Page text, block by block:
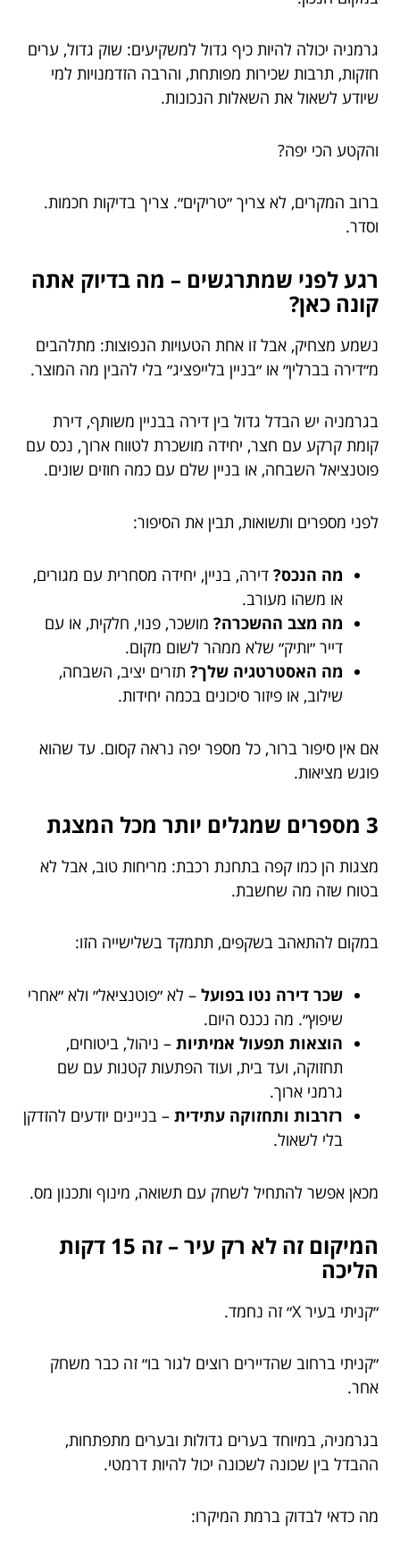
גרמניה יכולה להיות כיף גדול למשקיעים: שוק גדול, ערים
חזקות, תרבות שכירות מפותחת, והרבה הזדמנויות למי
שיודע לשאול את השאלות הנכונות.
והקטע הכי יפה?
ברוב המקרים, לא צריך ״טריקים״. צריך בדיקות חכמות.
וסדר.
רגע לפני שמתרגשים – מה בדיוק אתה
קונה כאן?
נשמע מצחיק, אבל זו אחת הטעויות הנפוצות: מתלהבים
מ״דירה בברלין״ או ״בניין בלייפציג״ בלי להבין מה המוצר.
בגרמניה יש הבדל גדול בין דירה בבניין משותף, דירת
קומת קרקע עם חצר, יחידה מושכרת לטווח ארוך, נכס עם
פוטנציאל השבחה, או בניין שלם עם כמה חוזים שונים.
לפני מספרים ותשואות, תבין את הסיפור:
מה הנכס? דירה, בניין, יחידה מסחרית עם מגורים,
או משהו מעורב.
מה מצב ההשכרה? מושכר, פנוי, חלקית, או עם
דייר ״ותיק״ שלא ממהר לשום מקום.
מה האסטרטגיה שלך? תזרים יציב, השבחה,
שילוב, או פיזור סיכונים בכמה יחידות.
אם אין סיפור ברור, כל מספר יפה נראה קסום. עד שהוא
פוגש מציאות.
3 מספרים שמגלים יותר מכל המצגת
מצגות הן כמו קפה בתחנת רכבת: מריחות טוב, אבל לא
בטוח שזה מה שחשבת.
במקום להתאהב בשקפים, תתמקד בשלישייה הזו:
שכר דירה נטו בפועל – לא ״פוטנציאל״ ולא ״אחרי
שיפוץ״. מה נכנס היום.
הוצאות תפעול אמיתיות – ניהול, ביטוחים,
תחזוקה, ועד בית, ועוד הפתעות קטנות עם שם
גרמני ארוך.
רזרבות ותחזוקה עתידית – בניינים יודעים להזדקן
בלי לשאול.
מכאן אפשר להתחיל לשחק עם תשואה, מינוף ותכנון מס.
המיקום זה לא רק עיר – זה 15 דקות
הליכה
״קניתי בעיר X״ זה נחמד.
״קניתי ברחוב שהדיירים רוצים לגור בו״ זה כבר משחק
אחר.
בגרמניה, במיוחד בערים גדולות ובערים מתפתחות,
ההבדל בין שכונה לשכונה יכול להיות דרמטי.
מה כדאי לבדוק ברמת המיקרו: